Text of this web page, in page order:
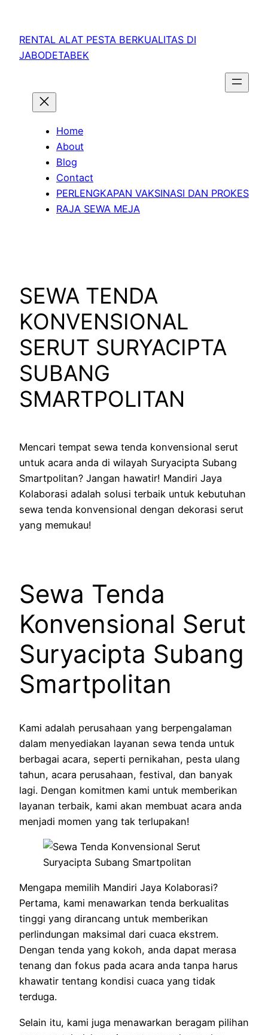
RENTAL ALAT PESTA BERKUALITAS DI
JABODETABEK
Home
About
Blog
Contact
PERLENGKAPAN VAKSINASI DAN PROKES
RAJA SEWA MEJA
SEWA TENDA
KONVENSIONAL
SERUT SURYACIPTA
SUBANG
SMARTPOLITAN
Mencari tempat sewa tenda konvensional serut
untuk acara anda di wilayah Suryacipta Subang
Smartpolitan? Jangan hawatir! Mandiri Jaya
Kolaborasi adalah solusi terbaik untuk kebutuhan
sewa tenda konvensional dengan dekorasi serut
yang memukau!
Sewa Tenda
Konvensional Serut
Suryacipta Subang
Smartpolitan
Kami adalah perusahaan yang berpengalaman
dalam menyediakan layanan sewa tenda untuk
berbagai acara, seperti pernikahan, pesta ulang
tahun, acara perusahaan, festival, dan banyak
lagi. Dengan komitmen kami untuk memberikan
layanan terbaik, kami akan membuat acara anda
menjadi momen yang tak terlupakan!
Mengapa memilih Mandiri Jaya Kolaborasi?
Pertama, kami menawarkan tenda berkualitas
tinggi yang dirancang untuk memberikan
perlindungan maksimal dari cuaca ekstrem.
Dengan tenda yang kokoh, anda dapat merasa
tenang dan fokus pada acara anda tanpa harus
khawatir tentang kondisi cuaca yang tidak
terduga.
Selain itu, kami juga menawarkan beragam pilihan